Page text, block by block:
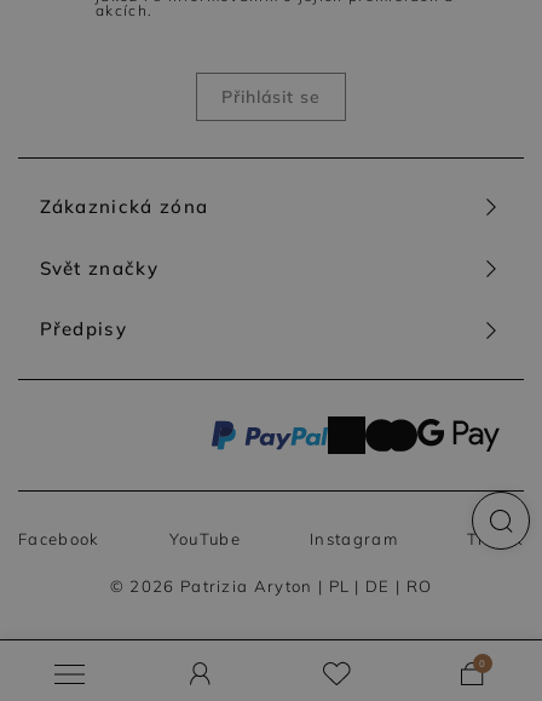
0
Zákaznická zóna
Svět značky
Předpisy
akcích.
Facebook YouTube Instagram TikTok
© 2026 Patrizia Aryton | PL | DE | RO